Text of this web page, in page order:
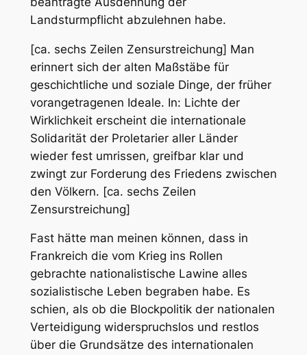
Landsturmpflicht abzulehnen habe.
[ca. sechs Zeilen Zensurstreichung] Man
erinnert sich der alten Maßstäbe für
geschichtliche und soziale Dinge, der früher
vorangetragenen Ideale. In: Lichte der
Wirklichkeit erscheint die internationale
Solidarität der Proletarier aller Länder
wieder fest umrissen, greifbar klar und
zwingt zur Forderung des Friedens zwischen
den Völkern. [ca. sechs Zeilen
Zensurstreichung]
Fast hätte man meinen können, dass in
Frankreich die vom Krieg ins Rollen
gebrachte nationalistische Lawine alles
sozialistische Leben begraben habe. Es
schien, als ob die Blockpolitik der nationalen
Verteidigung widerspruchslos und restlos
über die Grundsätze des internationalen